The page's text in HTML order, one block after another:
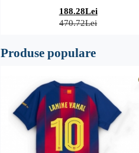
188.28Lei
470.72Lei
Produse populare